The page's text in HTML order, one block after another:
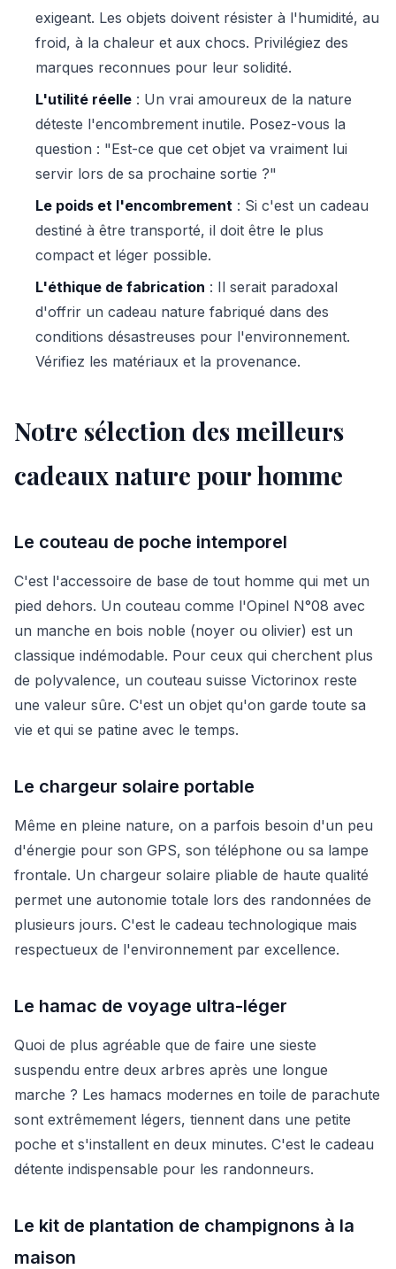
exigeant. Les objets doivent résister à l'humidité, au
froid, à la chaleur et aux chocs. Privilégiez des
marques reconnues pour leur solidité.
L'utilité réelle : Un vrai amoureux de la nature
déteste l'encombrement inutile. Posez-vous la
question : "Est-ce que cet objet va vraiment lui
servir lors de sa prochaine sortie ?"
Le poids et l'encombrement : Si c'est un cadeau
destiné à être transporté, il doit être le plus
compact et léger possible.
L'éthique de fabrication : Il serait paradoxal
d'offrir un cadeau nature fabriqué dans des
conditions désastreuses pour l'environnement.
Vérifiez les matériaux et la provenance.
Notre sélection des meilleurs
cadeaux nature pour homme
Le couteau de poche intemporel
C'est l'accessoire de base de tout homme qui met un
pied dehors. Un couteau comme l'Opinel N°08 avec
un manche en bois noble (noyer ou olivier) est un
classique indémodable. Pour ceux qui cherchent plus
de polyvalence, un couteau suisse Victorinox reste
une valeur sûre. C'est un objet qu'on garde toute sa
vie et qui se patine avec le temps.
Le chargeur solaire portable
Même en pleine nature, on a parfois besoin d'un peu
d'énergie pour son GPS, son téléphone ou sa lampe
frontale. Un chargeur solaire pliable de haute qualité
permet une autonomie totale lors des randonnées de
plusieurs jours. C'est le cadeau technologique mais
respectueux de l'environnement par excellence.
Le hamac de voyage ultra-léger
Quoi de plus agréable que de faire une sieste
suspendu entre deux arbres après une longue
marche ? Les hamacs modernes en toile de parachute
sont extrêmement légers, tiennent dans une petite
poche et s'installent en deux minutes. C'est le cadeau
détente indispensable pour les randonneurs.
Le kit de plantation de champignons à la
maison